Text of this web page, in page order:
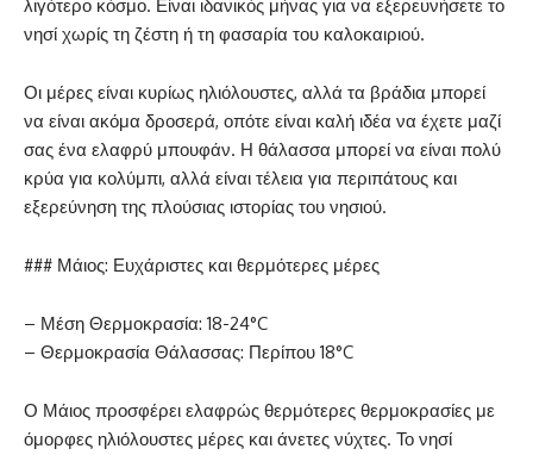
λιγότερο κόσμο. Είναι ιδανικός μήνας για να εξερευνήσετε το
νησί χωρίς τη ζέστη ή τη φασαρία του καλοκαιριού.
Οι μέρες είναι κυρίως ηλιόλουστες, αλλά τα βράδια μπορεί
να είναι ακόμα δροσερά, οπότε είναι καλή ιδέα να έχετε μαζί
σας ένα ελαφρύ μπουφάν. Η θάλασσα μπορεί να είναι πολύ
κρύα για κολύμπι, αλλά είναι τέλεια για περιπάτους και
εξερεύνηση της πλούσιας ιστορίας του νησιού.
### Μάιος: Ευχάριστες και θερμότερες μέρες
– Μέση Θερμοκρασία: 18-24°C
– Θερμοκρασία Θάλασσας: Περίπου 18°C
Ο Μάιος προσφέρει ελαφρώς θερμότερες θερμοκρασίες με
όμορφες ηλιόλουστες μέρες και άνετες νύχτες. Το νησί